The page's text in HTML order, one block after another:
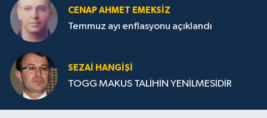
CENAP AHMET EMEKSİZ
Temmuz ayı enflasyonu açıklandı
SEZAI HANGİŞİ
TOGG MAKUS TALİHİN YENİLMESİDİR